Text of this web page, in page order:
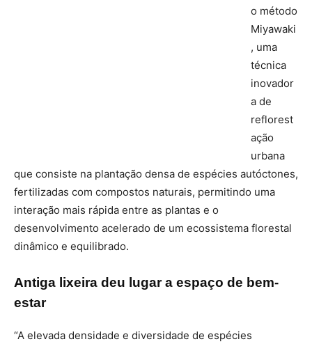
o método
Miyawaki
, uma
técnica
inovador
a de
reflorest
ação
urbana
que consiste na plantação densa de espécies autóctones,
fertilizadas com compostos naturais, permitindo uma
interação mais rápida entre as plantas e o
desenvolvimento acelerado de um ecossistema florestal
dinâmico e equilibrado.
Antiga lixeira deu lugar a espaço de bem-
estar
“A elevada densidade e diversidade de espécies